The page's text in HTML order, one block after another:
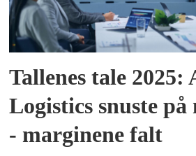
Tallenes tale 2025:
Logistics snuste
- marginene falt